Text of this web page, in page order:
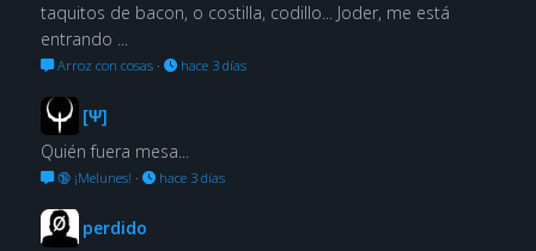
taquitos de bacon, o costilla, codillo... Joder, me está
entrando ...
Arroz con cosas· hace 3 días
[Ψ]
Quién fuera mesa...
🔞 ¡Melunes! · hace 3 días
perdido